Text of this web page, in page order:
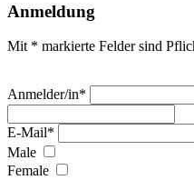
Anmeldung
Mit * markierte Felder sind
Anmelder/in*
E-Mail*
Male
Female